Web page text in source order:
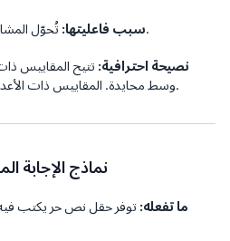
سبب فاعليتها:تُحوّل المشاعر الذاتية إلى أرقام قابلة للقياس.
نصيحة احترافية:
وسط محايدة. المقاييس ذات الأعداد الزوجية تُجبر على اتخاذ موقف.
4. نماذج
ما تفعله: توفر حقل نص حر يكتب فيه